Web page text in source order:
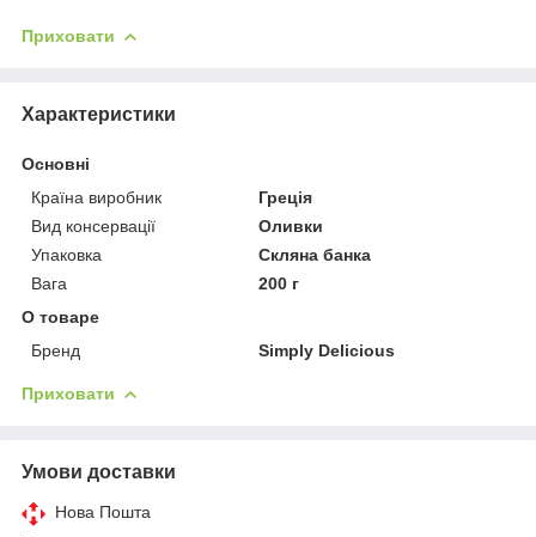
Приховати
Характеристики
Основні
Країна виробник
Греція
Вид консервації
Оливки
Упаковка
Скляна банка
Вага
200 г
О товаре
Бренд
Simply Delicious
Приховати
Умови доставки
Нова Пошта